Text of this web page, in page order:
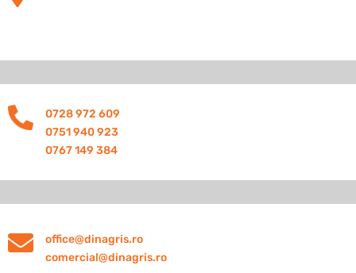

0728 972 609
0751 940 923
0767 149 384

office@dinagris.ro
comercial@dinagris.ro